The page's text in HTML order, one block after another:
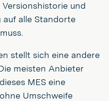
und
auf alle Standorte
stellt sich eine andere
meisten Anbieter
MES eine
Umschweife